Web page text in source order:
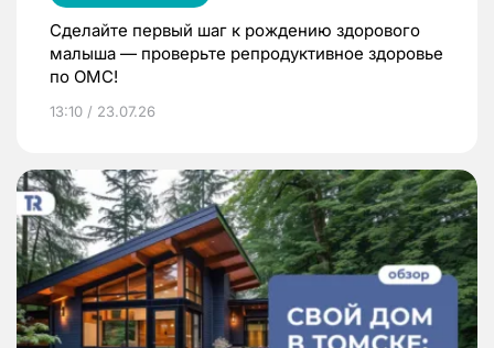
Сделайте первый шаг к рождению здорового
малыша — проверьте репродуктивное здоровье
по ОМС!
13:10 / 23.07.26